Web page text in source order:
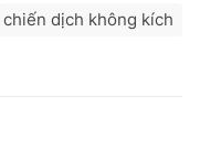
Phạm Quốc Thắng,
chiến dịch không kích